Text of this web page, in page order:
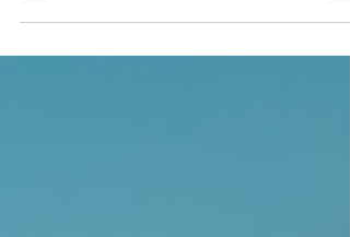
系列四款非凡时计的发布为主线，同时邀请宾客率
先预览品牌2026年新作。